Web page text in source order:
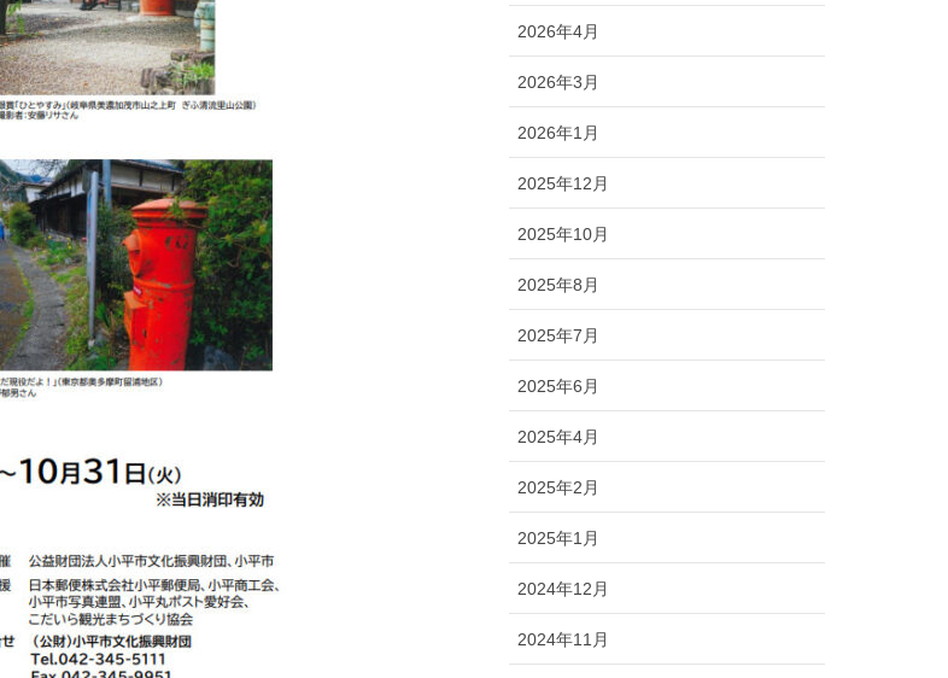
2026年4月
2026年3月
2026年1月
2025年12月
2025年10月
2025年8月
2025年7月
2025年6月
2025年4月
2025年2月
2025年1月
2024年12月
2024年11月